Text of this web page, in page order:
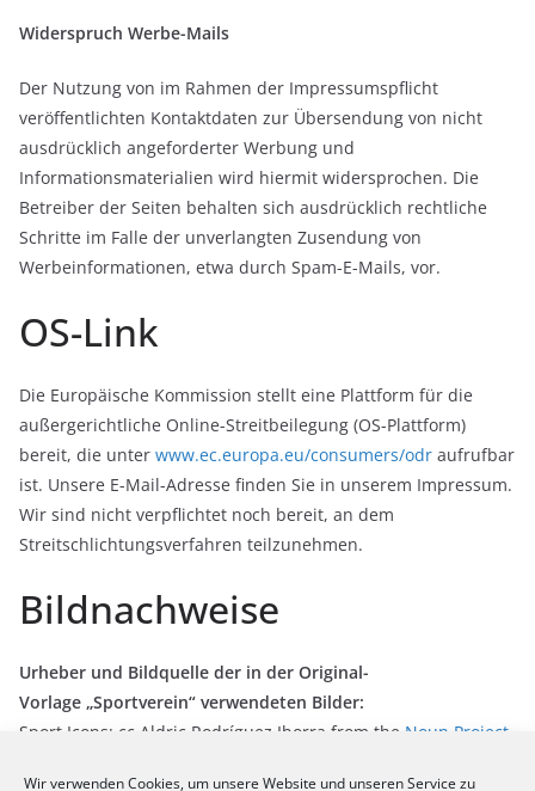
Wir verwenden Cookies, um unsere Website und unseren Service zu
Widerspruch Werbe-Mails
Der Nutzung von im Rahmen der Impressumspflicht
veröffentlichten Kontaktdaten zur Übersendung von nicht
ausdrücklich angeforderter Werbung und
Informationsmaterialien wird hiermit widersprochen. Die
Betreiber der Seiten behalten sich ausdrücklich rechtliche
Schritte im Falle der unverlangten Zusendung von
Werbeinformationen, etwa durch Spam-E-Mails, vor.
OS-Link
Die Europäische Kommission stellt eine Plattform für die
außergerichtliche Online-Streitbeilegung (OS-Plattform)
bereit, die unter www.ec.europa.eu/consumers/odr aufrufbar
ist. Unsere E-Mail-Adresse finden Sie in unserem Impressum.
Wir sind nicht verpflichtet noch bereit, an dem
Streitschlichtungsverfahren teilzunehmen.
Bildnachweise
Urheber und Bildquelle der in der Original-
Vorlage „Sportverein“ verwendeten Bilder:
Sport Icons: cc Aldric Rodríguez Iborra from the Noun Project